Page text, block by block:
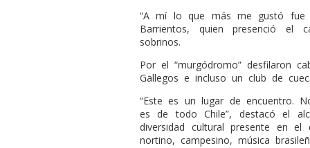
“A mí lo que más me gustó fue
Barrientos, quien presenció el
sobrinos.
Por el “murgódromo” desfilaron
Gallegos e incluso un club de
“Este es un lugar de encuentro.
es de todo Chile”, destacó el
diversidad cultural presente en el
nortino, campesino, música